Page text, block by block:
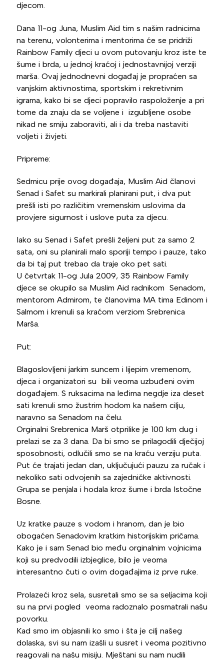
djecom.
Dana 11-og Juna, Muslim Aid tim s našim radnicima
na terenu, volonterima i mentorima će se pridriži
Rainbow Family djeci u ovom putovanju kroz iste te
šume i brda, u jednoj kraćoj i jednostavnijoj verziji
marša. Ovaj jednodnevni događaj je propraćen sa
vanjskim aktivnostima, sportskim i rekretivnim
igrama, kako bi se djeci popravilo raspoloženje a pri
tome da znaju da se voljene i izgubljene osobe
nikad ne smiju zaboraviti, ali i da treba nastaviti
voljeti i živjeti.
Pripreme:
Sedmicu prije ovog događaja, Muslim Aid članovi
Senad i Safet su markirali planirani put, i dva put
prešli isti po različitim vremenskim uslovima da
provjere sigurnost i uslove puta za djecu.
Iako su Senad i Safet prešli željeni put za samo 2
sata, oni su planirali malo sporiji tempo i pauze, tako
da bi taj put trebao da traje oko pet sati.
U četvrtak 11-og Jula 2009, 35 Rainbow Family
djece se okupilo sa Muslim Aid radnikom Senadom,
mentorom Admirom, te članovima MA tima Edinom i
Salmom i krenuli sa kraćom verziom Srebrenica
Marša.
Put:
Blagoslovljeni jarkim suncem i lijepim vremenom,
djeca i organizatori su bili veoma uzbuđeni ovim
događajem. S ruksacima na leđima negdje iza deset
sati krenuli smo žustrim hodom ka našem cilju,
naravno sa Senadom na čelu.
Orginalni Srebrenica Marš otprilike je 100 km dug i
prelazi se za 3 dana. Da bi smo se prilagodili dječijoj
sposobnosti, odlučili smo se na kraću verziju puta.
Put će trajati jedan dan, uključujući pauzu za ručak i
nekoliko sati odvojenih sa zajedničke aktivnosti.
Grupa se penjala i hodala kroz šume i brda Istočne
Bosne.
Uz kratke pauze s vodom i hranom, dan je bio
obogaćen Senadovim kratkim historijskim pričama.
Kako je i sam Senad bio među orginalnim vojnicima
koji su predvodili izbjeglice, bilo je veoma
interesantno čuti o ovim događajima iz prve ruke.
Prolazeći kroz sela, susretali smo se sa seljacima koji
su na prvi pogled veoma radoznalo posmatrali našu
povorku.
Kad smo im objasnili ko smo i šta je cilj našeg
dolaska, svi su nam izašli u susret i veoma pozitivno
reagovali na našu misiju. Mještani su nam nudili